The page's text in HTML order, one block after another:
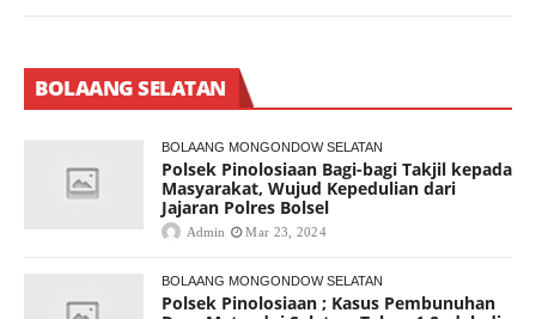
BOLAANG SELATAN
BOLAANG MONGONDOW SELATAN
Polsek Pinolosiaan Bagi-bagi Takjil kepada
Masyarakat, Wujud Kepedulian dari
Jajaran Polres Bolsel
Admin Mar 23, 2024
BOLAANG MONGONDOW SELATAN
Polsek Pinolosiaan ; Kasus Pembunuhan